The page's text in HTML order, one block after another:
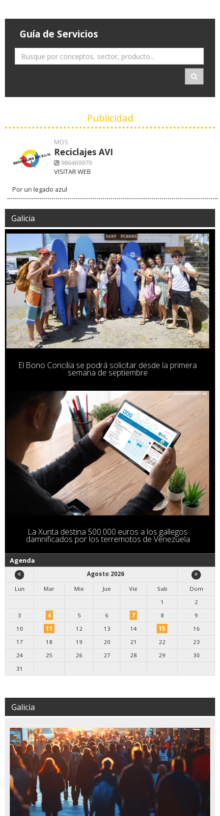
Guía de Servicios
Publicidad
MOS
Reciclajes AVI
986469979
VISITAR WEB
Por un legado azul
Galicia
El Bono Concilia se podrá solicitar desde la primera
semana de septiembre
La Xunta destina 500.000 euros a los gallegos
damnificados por los terremotos de Venezuela
Agenda
Agosto 2026
Lun
Mar Mie Jue Vie Sab
Dom
1
2
3
4 5 6 7 8
9
10
11 12 13 14 15
16
17
18 19 20 21 22
23
24
25 26 27 28 29
30
31
Galicia